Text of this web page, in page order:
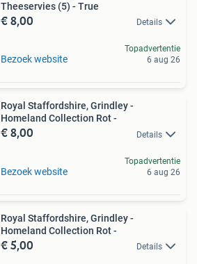
Theeservies (5) - True
€ 8,00 Details
Bezoek website
Topadvertentie
6 aug 26
Royal Staffordshire, Grindley -
Homeland Collection Rot -
€ 8,00 Details
Bezoek website
Topadvertentie
6 aug 26
Royal Staffordshire, Grindley -
Homeland Collection Rot -
€ 5,00 Details